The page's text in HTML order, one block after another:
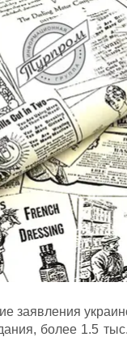
заявления
более 1.5